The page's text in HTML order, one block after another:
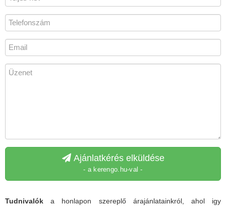
Ajánlatkérés elküldése
- a kerengo.hu-val -
Tudnivalók a honlapon szereplő árajánlatainkról, ahol igy